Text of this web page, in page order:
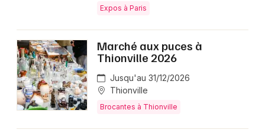
Artistes en tournée
Actualités
Magazine
Expos à Paris
Marché aux puces à
Thionville 2026
Jusqu'au 31/12/2026
Thionville
Brocantes à Thionville